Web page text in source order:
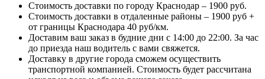
Стоимость доставки по городу Краснодар – 1900 руб.
Стоимость доставки в отдаленные районы – 1900 руб +
от границы Краснодара 40 руб/км.
Доставим ваш заказ в будние дни с 14:00 до 22:00. За час
до приезда наш водитель с вами свяжется.
Доставку в другие города сможем осуществить
транспортной компанией. Стоимость будет рассчитана